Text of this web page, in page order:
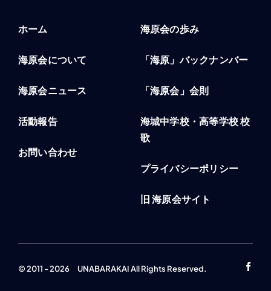
ホーム
海原会について
海原会ニュース
活動報告
お問い合わせ
海原会の歩み
「海原」バックナンバー
「海原会」会則
海城中学校・高等学校 校
歌
プライバシーポリシー
旧 海原会サイト
© 2011 - 2026 UNABARAKAI All Rights Reserved.